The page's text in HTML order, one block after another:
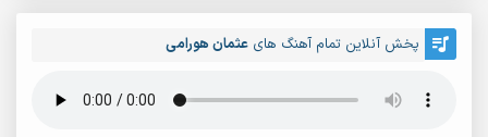
پخش آنلاین تمام آهنگ های عثمان هورامی